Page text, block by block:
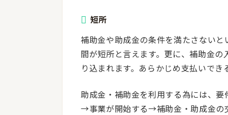
短所
補助金や助成金の条件を満たさない
間が短所と言えます。更に、補助金
り込まれます。あらかじめ支払いでき
助成金・補助金を利用する為には、
→事業が開始する→補助金・助成金の